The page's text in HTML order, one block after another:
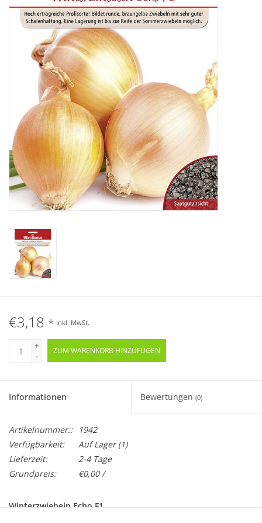
Katalog
€3,18 * Inkl. MwSt.
+
-
ZUM WARENKORB HINZUFÜGEN
Informationen Bewertungen (0)
Artikelnummer::
1942
Verfügbarkeit:
Auf Lager(1)
Lieferzeit:
2-4 Tage
Grundpreis:
€0,00 /
Winterzwiebeln Echo F1